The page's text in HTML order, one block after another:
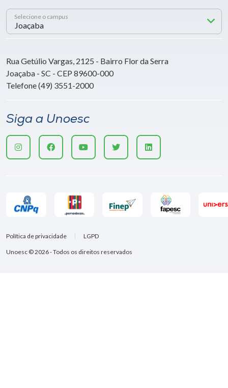
Selecione o campus
Rua Getúlio Vargas, 2125 - Bairro Flor da Serra
Joaçaba - SC - CEP 89600-000
Telefone (49) 3551-2000
Siga a Unoesc
Unoesc © 2026 - Todos os direitos reservados
Política de privacidade LGPD